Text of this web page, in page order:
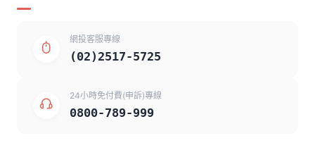
網投客服專線
(02)2517-5725
24小時免付費(申訴)專線
0800-789-999